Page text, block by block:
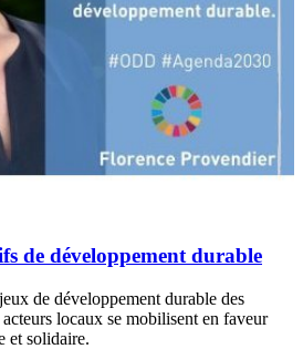
de développement durable
de développement durable des
locaux se mobilisent en faveur
et solidaire.